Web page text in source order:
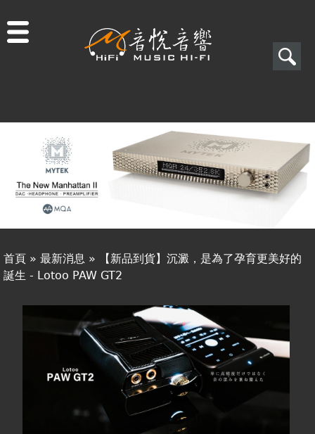
搜
表
單
搜
尋
商品一覽
二手專區
視聽專欄
購物須知
線上商城
您
首頁 » 最新消息 »
【新品到貨】沉澱，是為了孕育更美好的
誕生 - Lotoo PAW GT2